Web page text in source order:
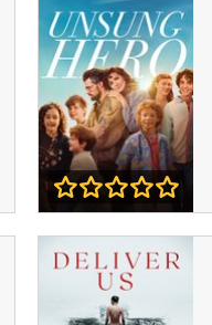
Glow
Unsung Hero